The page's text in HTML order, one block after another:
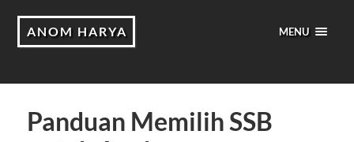
ANOM HARYA MENU
Panduan Memilih SSB